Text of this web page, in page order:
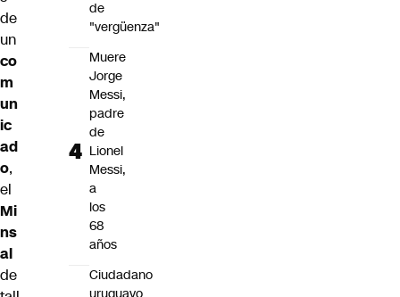
de
un
co
m
un
ic
ad
o,
el
Mi
ns
al
de
de
"vergüenza"
Muere
Jorge
Messi,
padre
de
Lionel
Messi,
a
los
68
años
Ciudadano
uruguayo